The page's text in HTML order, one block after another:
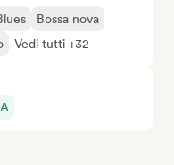
Bossa nova
Vedi tutti +32